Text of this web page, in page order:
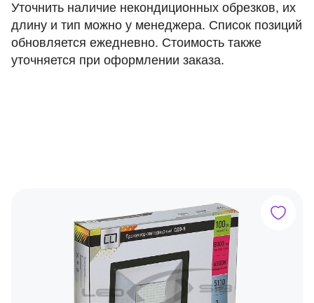
Уточнить наличие некондиционных обрезков, их
длину и тип можно у менеджера. Список позиций
обновляется ежедневно. Стоимость также
уточняется при оформлении заказа.